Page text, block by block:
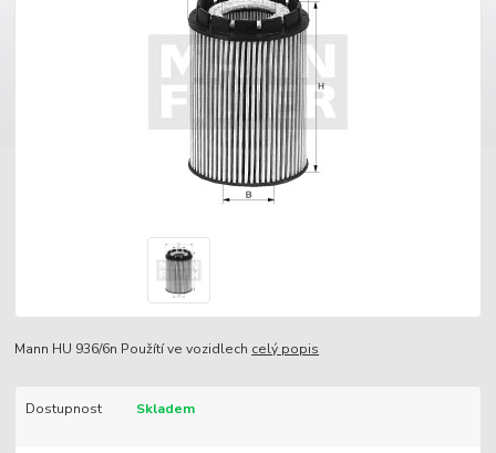
Mann HU 936/6n Použítí ve vozidlech celý popis
Dostupnost Skladem